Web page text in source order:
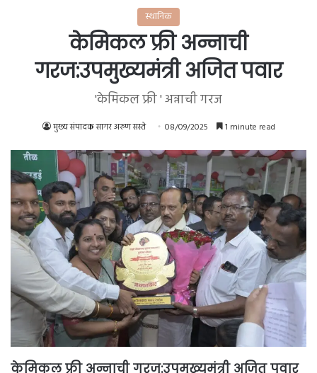
स्थानिक
केमिकल फ्री अन्नाची
गरज:उपमुख्यमंत्री अजित पवार
'केमिकल फ्री ' अन्नाची गरज
मुख्य संपादक सागर अरुण सस्ते 08/09/2025 1 minute read
केमिकल फ्री अन्नाची गरज:उपमुख्यमंत्री अजित पवार